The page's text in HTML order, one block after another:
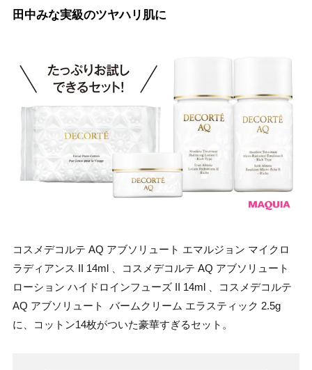
田中みな実級のツヤハリ肌に
コスメデコルテ AQ アブソリュート エマルジョン マイクロ
ラディアンス II 14ml 、コスメデコルテ AQ アブソリュート
ローション ハイドロインフューズ II 14ml 、コスメデコルテ
AQ アブソリュート バームクリーム エラスティック 2.5g
に、コットン14枚がついた豪華すぎるセット。